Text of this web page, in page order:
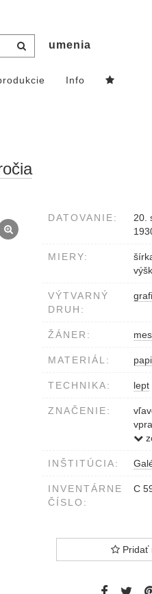
umenia
Info
DATOVANIE:
20.
MIERY:
VÝTVARNÝ
DRUH:
ŽÁNER:
MATERIÁL:
TECHNIKA: lept
ZNAČENIE:
INŠTITÚCIA:
INVENTÁRNE
ČÍSLO:
C
Pridať